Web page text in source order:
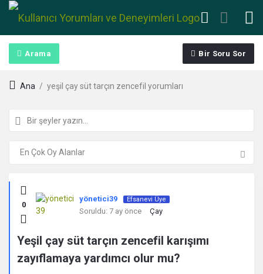
Arama Bir Soru Sor
Ana / yeşil çay süt tarçın zencefil yorumları
Kullanıcı
Yorumları
ve
Deneyimleri
0
yönetici39 Efsanevi Üye
Soruldu: 7 ay önce Çay
Yeşil çay süt tarçın zencefil karışımı
zayıflamaya yardımcı olur mu?